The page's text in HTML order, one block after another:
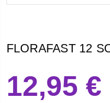
FLORAFAST 12
12,95 €